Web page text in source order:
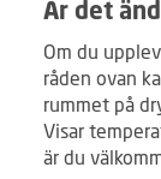
Är det
Om du
råden ovan
rummet på
Visar
är du